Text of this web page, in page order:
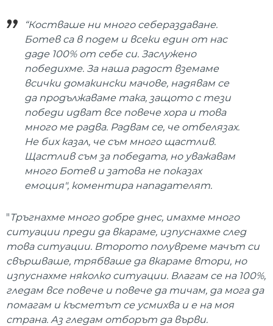
“Костваше ни много себераздаване.
Ботев са в подем и всеки един от нас
даде 100% от себе си. Заслужено
победихме. За наша радост вземаме
всички домакински мачове, надявам се
да продължаваме така, защото с тези
победи идват все повече хора и това
много ме радва. Радвам се, че отбелязах.
Не бих казал, че съм много щастлив.
Щастлив съм за победата, но уважавам
много Ботев и затова не показах
емоция", коментира нападателят.
"Тръгнахме много добре днес, имахме много
ситуации преди да вкараме, изпуснахме след
това ситуации. Второто полувреме мачът си
свършваше, трябваше да вкараме втори, но
изпуснахме няколко ситуации. Влагам се на 100%,
гледам все повече и повече да тичам, да мога да
помагам и късметът се усмихва и е на моя
страна. Аз гледам отборът да върви.